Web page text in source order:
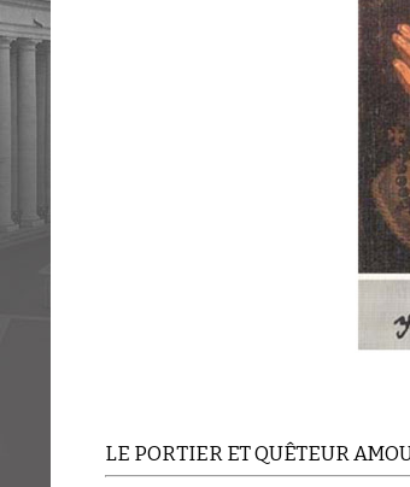
LE PORTIER ET QUÊTEUR